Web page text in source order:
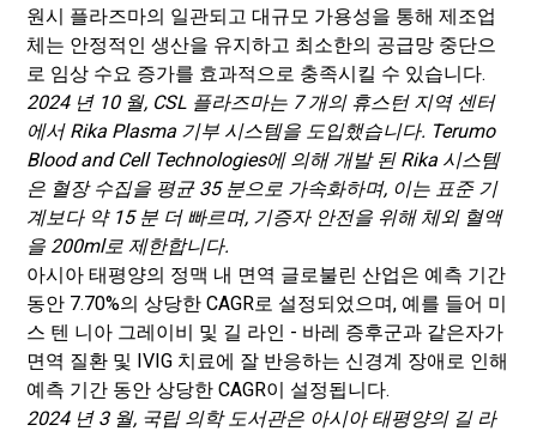
원시 플라즈마의 일관되고 대규모 가용성을 통해 제조업
체는 안정적인 생산을 유지하고 최소한의 공급망 중단으
로 임상 수요 증가를 효과적으로 충족시킬 수 있습니다.
2024 년 10 월, CSL 플라즈마는 7 개의 휴스턴 지역 센터
에서 Rika Plasma 기부 시스템을 도입했습니다. Terumo
Blood and Cell Technologies에 의해 개발 된 Rika 시스템
은 혈장 수집을 평균 35 분으로 가속화하며, 이는 표준 기
계보다 약 15 분 더 빠르며, 기증자 안전을 위해 체외 혈액
을 200ml로 제한합니다.
아시아 태평양의 정맥 내 면역 글로불린 산업은 예측 기간
동안 7.70%의 상당한 CAGR로 설정되었으며, 예를 들어 미
스 텐 니아 그레이비 및 길 라인 - 바레 증후군과 같은자가
면역 질환 및 IVIG 치료에 잘 반응하는 신경계 장애로 인해
예측 기간 동안 상당한 CAGR이 설정됩니다.
2024 년 3 월, 국립 의학 도서관은 아시아 태평양의 길 라